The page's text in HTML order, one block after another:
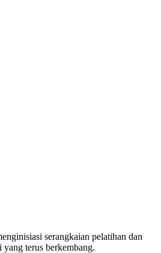
serangkaian pelatihan dan
terus berkembang.